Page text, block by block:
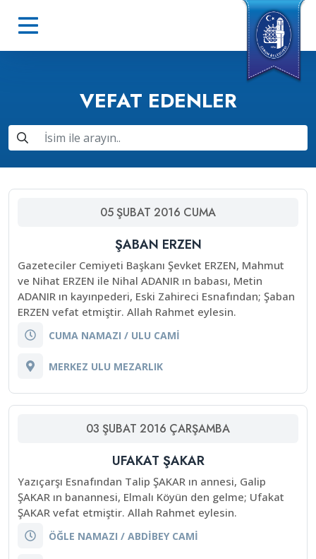
VEFAT EDENLER
05ŞUBAT 2016 CUMA
ŞABAN ERZEN
Gazeteciler Cemiyeti Başkanı Şevket ERZEN, Mahmut
ve Nihat ERZEN ile Nihal ADANIR ın babası, Metin
ADANIR ın kayınpederi, Eski Zahireci Esnafından; Şaban
ERZEN vefat etmiştir. Allah Rahmet eylesin.
CUMA NAMAZI / ULU CAMİ
MERKEZ ULU MEZARLIK
03 ŞUBAT 2016 ÇARŞAMBA
UFAKAT ŞAKAR
Yazıçarşı Esnafından Talip ŞAKAR ın annesi, Galip
ŞAKAR ın banannesi, Elmalı Köyün den gelme; Ufakat
ŞAKAR vefat etmiştir. Allah Rahmet eylesin.
ÖĞLE NAMAZI / ABDİBEY CAMİ